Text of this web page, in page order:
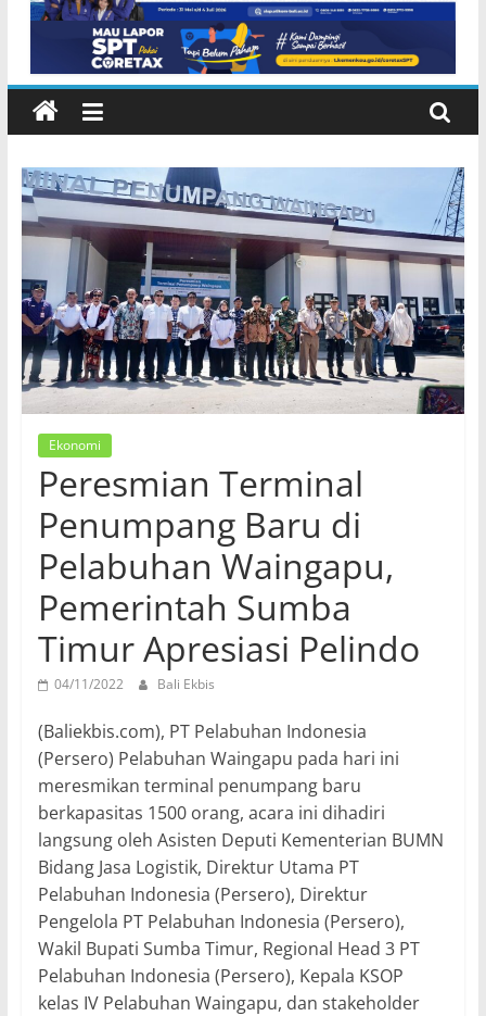
Hurley Kunjungi Pura Besakih dan
Pantai Kuta
Ekonomi
Peresmian Terminal
Penumpang Baru di
Pelabuhan Waingapu,
Pemerintah Sumba
Timur Apresiasi Pelindo
04/11/2022 Bali Ekbis
(Baliekbis.com), PT Pelabuhan Indonesia
(Persero) Pelabuhan Waingapu pada hari ini
meresmikan terminal penumpang baru
berkapasitas 1500 orang, acara ini dihadiri
langsung oleh Asisten Deputi Kementerian BUMN
Bidang Jasa Logistik, Direktur Utama PT
Pelabuhan Indonesia (Persero), Direktur
Pengelola PT Pelabuhan Indonesia (Persero),
Wakil Bupati Sumba Timur, Regional Head 3 PT
Pelabuhan Indonesia (Persero), Kepala KSOP
kelas IV Pelabuhan Waingapu, dan stakeholder